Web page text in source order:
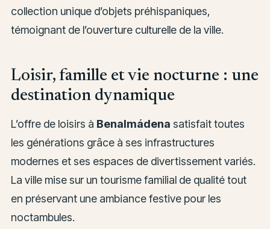
collection unique d’objets préhispaniques,
témoignant de l’ouverture culturelle de la ville.
Loisir, famille et vie nocturne : une
destination dynamique
L’offre de loisirs à Benalmádena satisfait toutes
les générations grâce à ses infrastructures
modernes et ses espaces de divertissement variés.
La ville mise sur un tourisme familial de qualité tout
en préservant une ambiance festive pour les
noctambules.